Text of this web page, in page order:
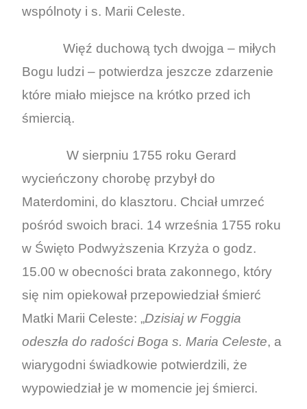
wspólnoty i s. Marii Celeste.
Więź duchową tych dwojga – miłych
Bogu ludzi – potwierdza jeszcze zdarzenie
które miało miejsce na krótko przed ich
śmiercią.
W sierpniu 1755 roku Gerard
wycieńczony chorobę przybył do
Materdomini, do klasztoru. Chciał umrzeć
pośród swoich braci. 14 września 1755 roku
w Święto Podwyższenia Krzyża o godz.
15.00 w obecności brata zakonnego, który
się nim opiekował przepowiedział śmierć
Matki Marii Celeste: „Dzisiaj w Foggia
odeszła do radości Boga s. Maria Celeste, a
wiarygodni świadkowie potwierdzili, że
wypowiedział je w momencie jej śmierci.